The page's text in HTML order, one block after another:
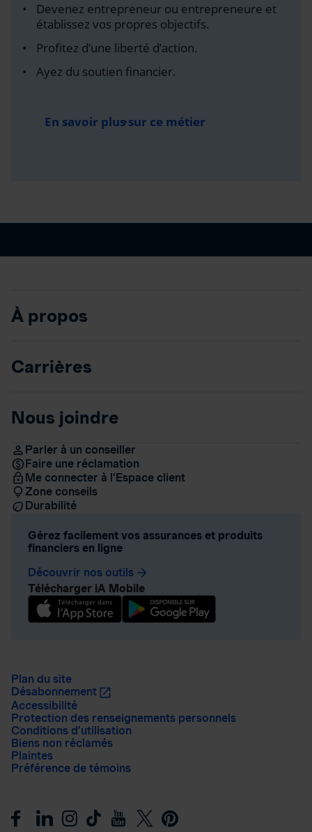
Devenez entrepreneur ou entrepreneure et
établissez vos propres objectifs.
Profitez d’une liberté d’action.
Ayez du soutien financier.
En savoir plus sur ce métier
À propos
Carrières
Nous joindre
Parler à un conseiller
Faire une réclamation
Me connecter à l’Espace client
Zone conseils
Durabilité
Gérez facilement vos assurances et produits
financiers en ligne
Découvrir nos outils arrow_forward
Télécharger iA Mobile
Plan du site
Désabonnement
Accessibilité
Protection des renseignements personnels
Conditions d’utilisation
Biens non réclamés
Plaintes
Préférence de témoins